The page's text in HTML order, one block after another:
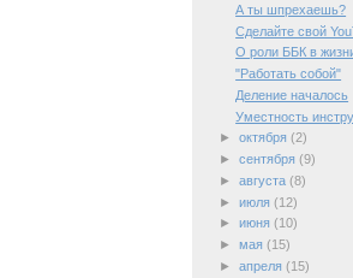
А ты шпрехаешь?
Сделайте свой
О роли ББК в
"Работать собой"
Деление началось
Уместность
► октября (2)
► сентября (9)
► августа (8)
► июля (12)
► июня (10)
► мая (15)
► апреля (15)